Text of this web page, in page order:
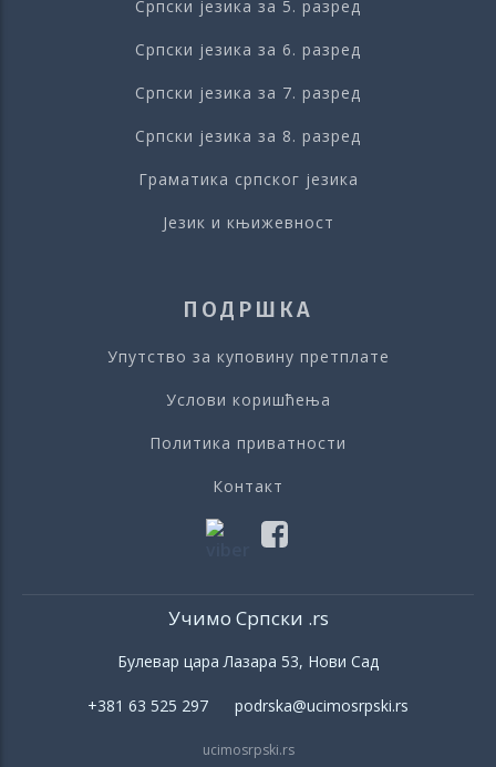
Српски језика за 5. разред
Српски језика за 6. разред
Српски језика за 7. разред
Српски језика за 8. разред
Граматика српског језика
Језик и књижевност
ПОДРШКА
Упутство за куповину претплате
Услови коришћења
Политика приватности
Контакт
Учимо Српски .rs
Булевар цара Лазара 53, Нови Сад
+381 63 525 297 podrska@ucimosrpski.rs
ucimosrpski.rs